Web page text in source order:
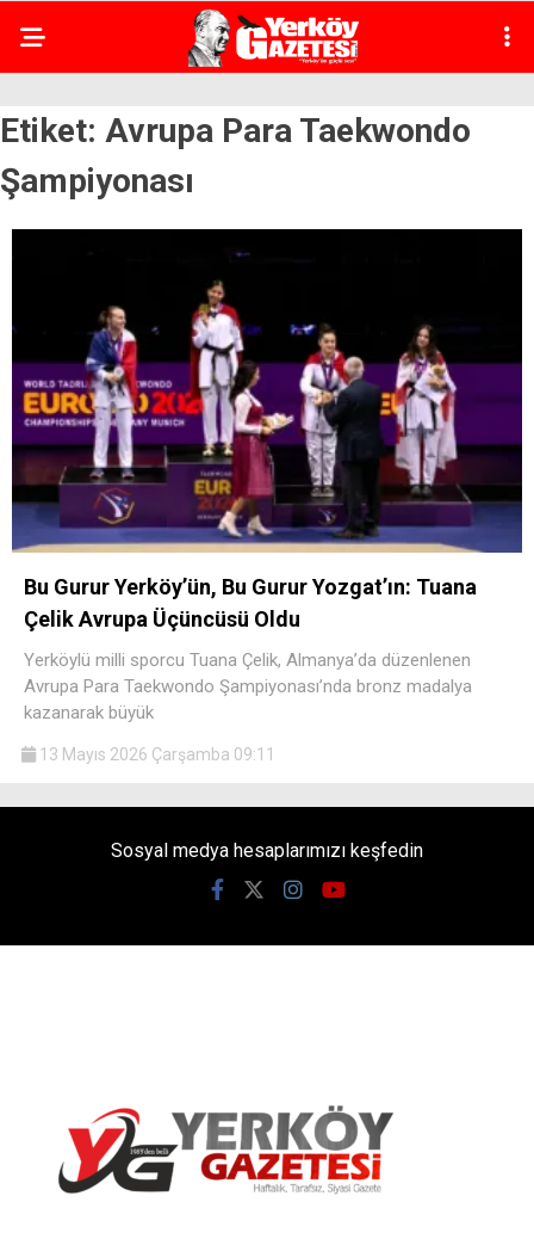
Etiket: Avrupa Para Taekwondo
Şampiyonası
Bu Gurur Yerköy’ün, Bu Gurur Yozgat’ın: Tuana
Çelik Avrupa Üçüncüsü Oldu
Yerköylü milli sporcu Tuana Çelik, Almanya’da düzenlenen
Avrupa Para Taekwondo Şampiyonası’nda bronz madalya
kazanarak büyük
13 Mayıs 2026 Çarşamba 09:11
Sosyal medya hesaplarımızı keşfedin